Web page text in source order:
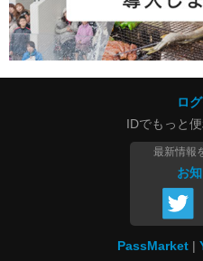
ロ
IDでもっと
最新情報
お
PassMarket